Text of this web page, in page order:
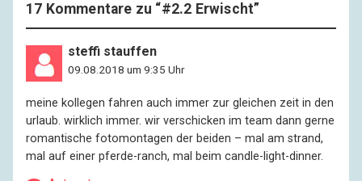
17 Kommentare zu “#2.2 Erwischt”
steffi stauffen
09.08.2018 um 9:35 Uhr
meine kollegen fahren auch immer zur gleichen zeit in den
urlaub. wirklich immer. wir verschicken im team dann gerne
romantische fotomontagen der beiden – mal am strand,
mal auf einer pferde-ranch, mal beim candle-light-dinner.